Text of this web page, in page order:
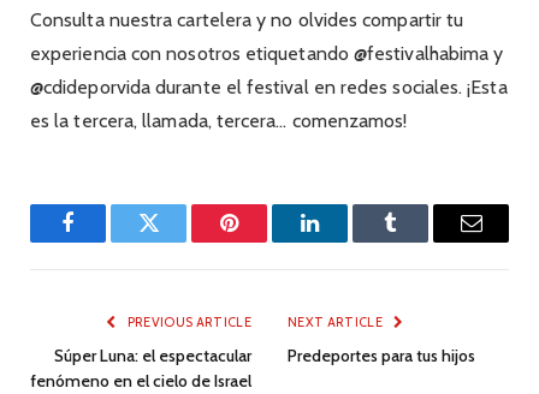
Consulta nuestra cartelera y no olvides compartir tu
experiencia con nosotros etiquetando @festivalhabima y
@cdideporvida durante el festival en redes sociales. ¡Esta
es la tercera, llamada, tercera… comenzamos!
FacebookTwitter Pinterest LinkedInTumblr Email
PREVIOUS ARTICLE
Súper Luna: el espectacular
fenómeno en el cielo de Israel
NEXT ARTICLE
Predeportes para tus hijos